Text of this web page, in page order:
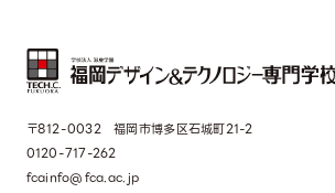
〒812-0032 福岡市博多区石城町21-2
0120-717-262
fcainfo@fca.ac.jp